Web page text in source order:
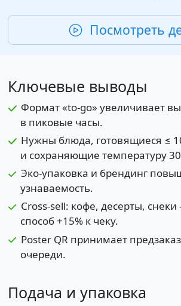
Посмотреть
Ключевые выводы
Формат «to-go» увеличивает
в пиковые часы.
Нужны блюда, готовящиеся ≤
и сохраняющие температуру
Эко-упаковка и брендинг
узнаваемость.
Cross-sell: кофе, десерты,
способ +15% к чеку.
Poster QR принимает
очереди.
Подача и упаковка